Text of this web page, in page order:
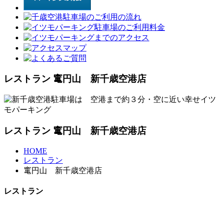
レストラン 竃円山 新千歳空港店
レストラン 竃円山 新千歳空港店
HOME
レストラン
竃円山 新千歳空港店
レストラン